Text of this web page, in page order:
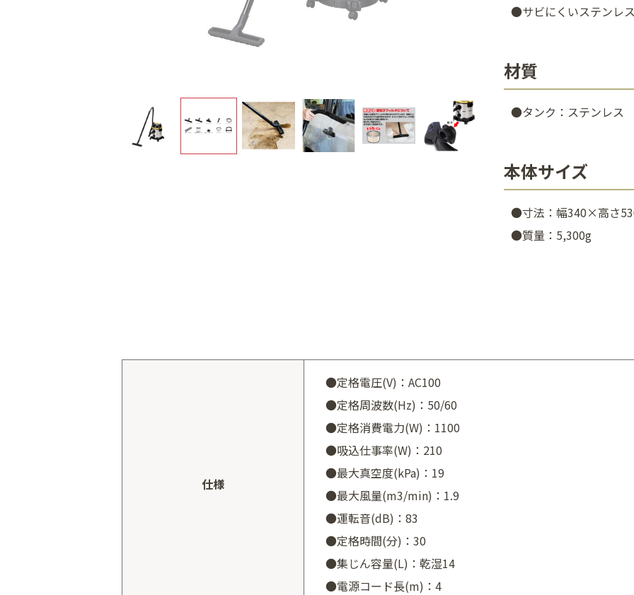
●サビにくいステンレス
材質
●タンク：ステンレス
本体サイズ
●寸法：幅340×高さ
●質量：5,300g
仕様
●定格電圧(V)：AC100
●定格周波数(Hz)：50/60
●定格消費電力(W)：1100
●吸込仕事率(W)：210
●最大真空度(kPa)：19
●最大風量(m3/min)：1.9
●運転音(dB)：83
●定格時間(分)：30
●集じん容量(L)：乾湿14
●電源コード長(m)：4